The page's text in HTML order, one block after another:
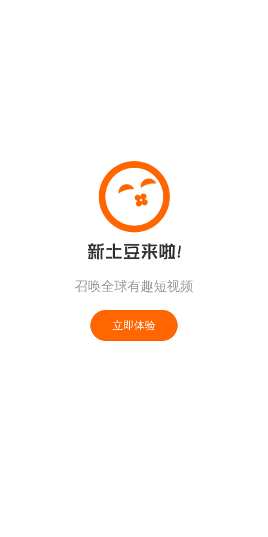
召唤全球有趣短视频
立即体验